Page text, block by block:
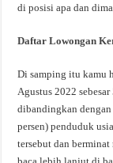
di posisi apa dan
Daftar Lowongan
Di samping itu kamu
Agustus 2022
dibandingkan
persen) penduduk
tersebut dan
baca lebih lanjut di